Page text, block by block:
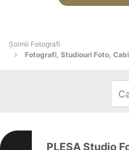
Șoimii Fotografi
Fotografi, Studiouri Foto,
PLESA Studio